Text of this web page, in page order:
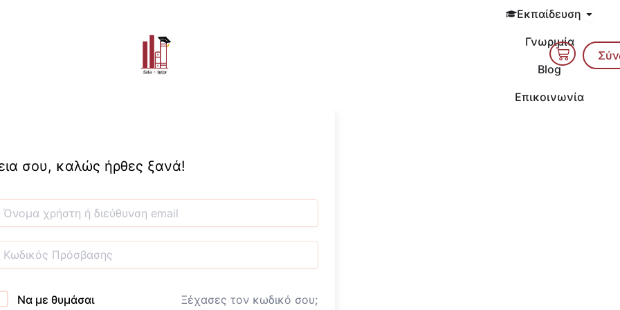
Εκπαίδευση Open
Γνωριμία
Blog
Επικοινωνία
Cart
σου, καλώς ήρθες ξανά!
Να με θυμάσαι Ξέχασες τον κωδικό σου;